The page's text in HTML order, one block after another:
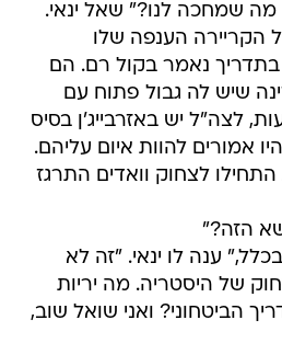
מה שמחכה לנו?" שאל ינאי.
הקריירה הענפה שלו
נאמר בקול רם. הם
שיש לה גבול פתוח עם
לצה"ל יש באזרבייג'ן בסיס
אמורים להוות איום עליהם.
לצחוק וואדים התרגז
הזה?"
ענה לו ינאי. "זה לא
של היסטריה. מה יריות
הביטחוני? ואני שואל שוב,